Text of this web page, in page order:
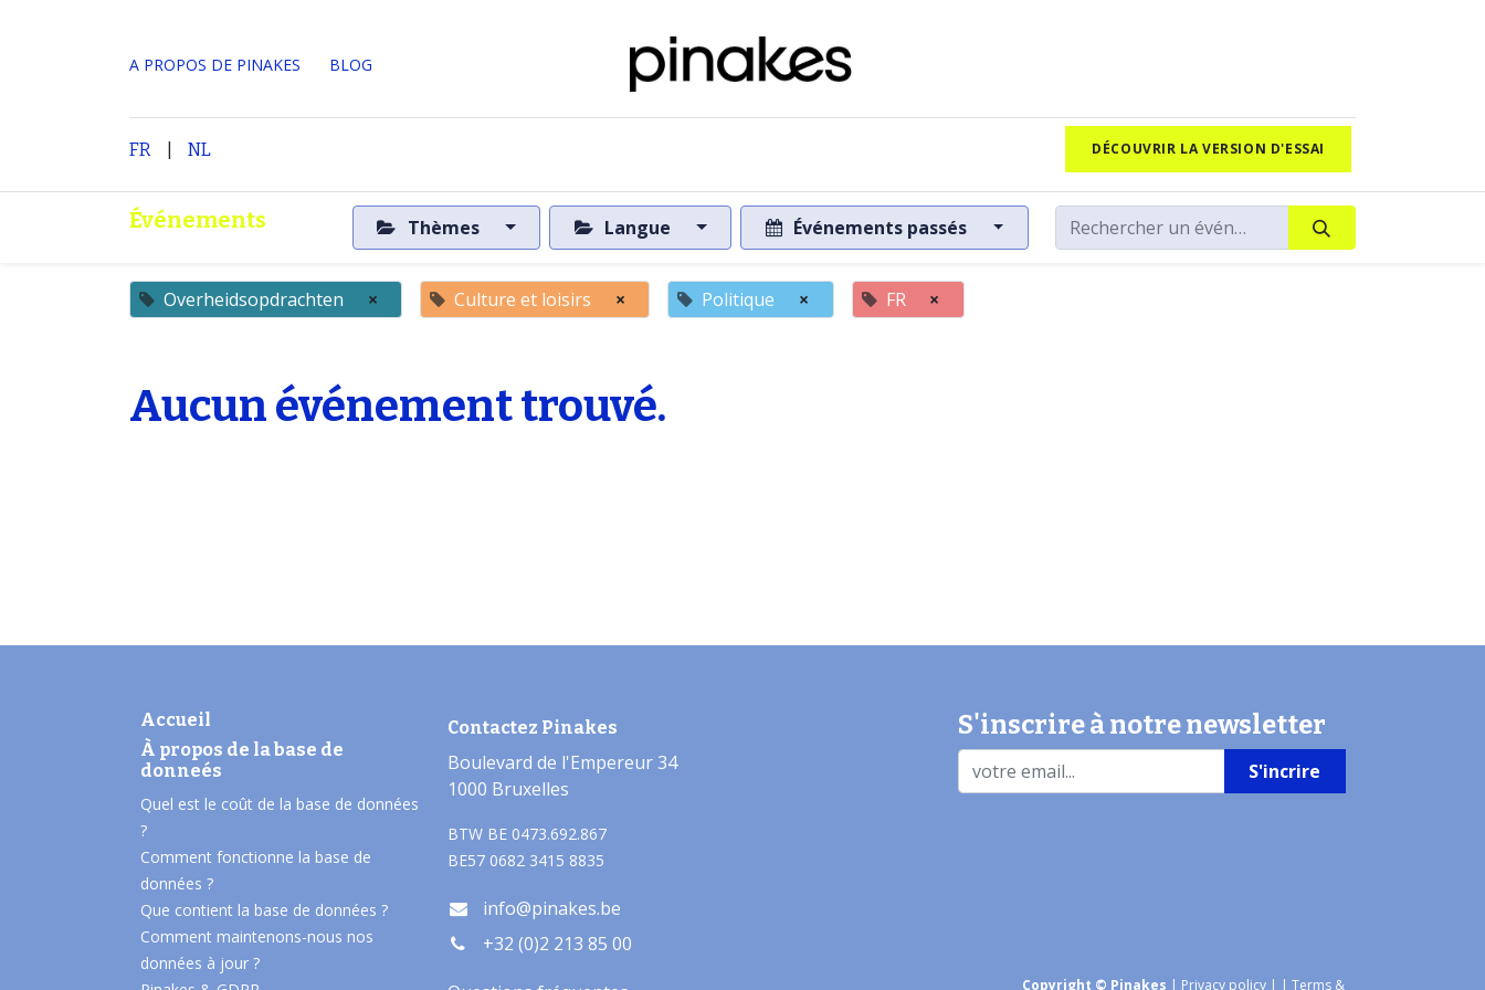
A PROPOS DE PINAKES ​BLOG
FR | NL DÉCOUVRIR LA VERSION D'ESSAI
Événements Thèmes Langue Événements passés
Overheidsopdrachten × Culture et loisirs × Politique × FR ×
Aucun événement trouvé.
Accueil
À propos de la base de
donneés​
Quel est le coût de la base de données
?
Comment fonctionne la base de
données ?
Que contient la base de données ?
Comment maintenons-nous nos
données à jour ?
Contactez Pinakes
Boulevard de l'Empereur 34
1000 Bruxelles
BTW BE 0473.692.867
BE57 0682 3415 8835
info@pinakes.be
+32 (0)2 213 85 00
S'inscrire à notre newsletter
S'incrire
Copyright © Pinakes | Privacy policy | | Terms &